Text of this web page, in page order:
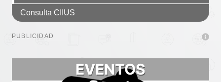
Consulta CIIUS
PUBLICIDAD
EVENTOS